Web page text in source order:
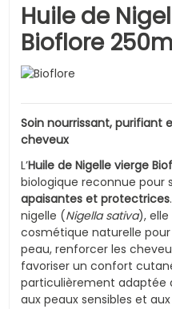
Huile de
Bioflore
Soin nourrissant, purifiant
cheveux
L’Huile de Nigelle vierge
biologique reconnue pour
apaisantes et protectrices
nigelle (Nigella sativa), elle
cosmétique naturelle
peau, renforcer les
favoriser un confort
particulièrement adaptée
aux peaux sensibles et